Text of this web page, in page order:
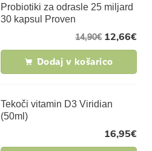
Probiotiki za odrasle 25 miljard
30 kapsul Proven
12,66€
14,90€
Dodaj v košarico
Tekoči vitamin D3 Viridian
(50ml)
16,95€